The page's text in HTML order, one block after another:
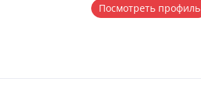
Посмотреть профиль